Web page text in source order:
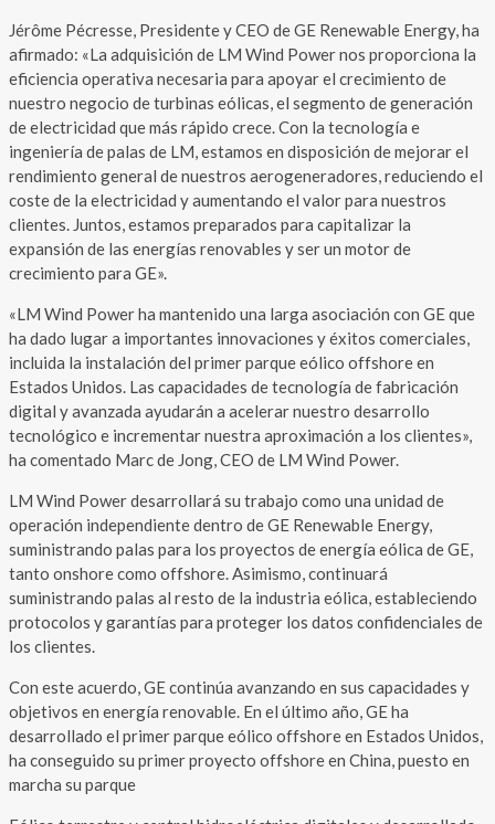
Jérôme Pécresse, Presidente y CEO de GE Renewable Energy, ha
afirmado: «La adquisición de LM Wind Power nos proporciona la
eficiencia operativa necesaria para apoyar el crecimiento de
nuestro negocio de turbinas eólicas, el segmento de generación
de electricidad que más rápido crece. Con la tecnología e
ingeniería de palas de LM, estamos en disposición de mejorar el
rendimiento general de nuestros aerogeneradores, reduciendo el
coste de la electricidad y aumentando el valor para nuestros
clientes. Juntos, estamos preparados para capitalizar la
expansión de las energías renovables y ser un motor de
crecimiento para GE».
«LM Wind Power ha mantenido una larga asociación con GE que
ha dado lugar a importantes innovaciones y éxitos comerciales,
incluida la instalación del primer parque eólico offshore en
Estados Unidos. Las capacidades de tecnología de fabricación
digital y avanzada ayudarán a acelerar nuestro desarrollo
tecnológico e incrementar nuestra aproximación a los clientes»,
ha comentado Marc de Jong, CEO de LM Wind Power.
LM Wind Power desarrollará su trabajo como una unidad de
operación independiente dentro de GE Renewable Energy,
suministrando palas para los proyectos de energía eólica de GE,
tanto onshore como offshore. Asimismo, continuará
suministrando palas al resto de la industria eólica, estableciendo
protocolos y garantías para proteger los datos confidenciales de
los clientes.
Con este acuerdo, GE continúa avanzando en sus capacidades y
objetivos en energía renovable. En el último año, GE ha
desarrollado el primer parque eólico offshore en Estados Unidos,
ha conseguido su primer proyecto offshore en China, puesto en
marcha su parque